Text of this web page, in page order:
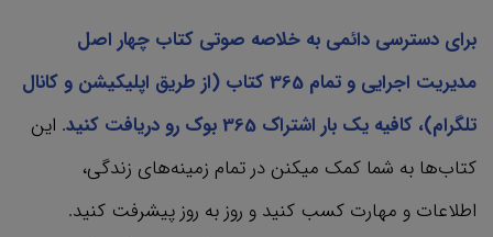
برای دسترسی دائمی به خلاصه صوتی کتاب چهار اصل
مدیریت اجرایی و تمام 365 کتاب‌ (از طریق اپلیکیشن و کانال
تلگرام)، کافیه یک بار اشتراک 365 بوک رو دریافت کنید
. این
کتاب‌ها به شما کمک میکنن در تمام زمینه‌های زندگی،
اطلاعات و مهارت کسب کنید و روز به روز پیشرفت کنید.